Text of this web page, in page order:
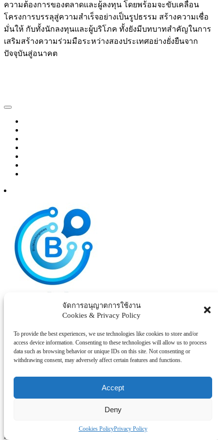
จัดการอนุญาตการใช้งาน
Cookies & Privacy Policy
To provide the best experiences, we use technologies like cookies to store and/or
access device information. Consenting to these technologies will allow us to process
data such as browsing behavior or unique IDs on this site. Not consenting or
withdrawing consent, may adversely affect certain features and functions.
Accept
Deny
Cookies PolicyPrivacy Policy
ความต้องการของตลาดและผู้ลงทุน โดยพร้อมจะขับเคลื่อน
โครงการบรรลุสู่ความสำเร็จอย่างเป็นรูปธรรม สร้างความเชื่อ
มั่นให้ กับทั้งนักลงทุนและผู้บริโภค ทั้งยังมีบทบาทสำคัญในการ
เสริมสร้างความร่วมมือระหว่างสองประเทศอย่างยั่งยืนจาก
ปัจจุบันสู่อนาคต
Post
navigation
PARN LIMITED EDITION’ เฉลิมฉลอง Year of the Snake 2025
ออมสิน ออกสินเชื่อบ้านดอกเบี้ยต่ำตามมาตรการรัฐ ตั้งเป้ากระตุ้นเศรษฐกิจ
เฉลี่ย 3 ปีแรก 3.49% ต่อปี กู้ได้ถึง 31 พ.ค. 68
Related Posts